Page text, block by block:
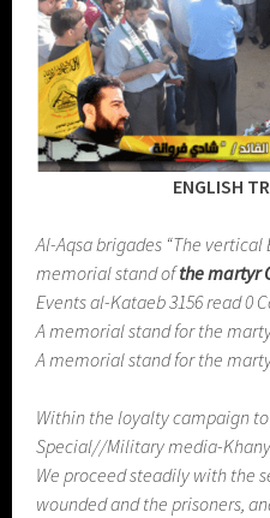
ENGLISH
Al-Aqsa brigades “The
memorial stand ofthe martyr
Events al-Kataeb 3156 read 0
A memorial stand for the
A memorial stand for the
Within the loyalty campaign
Special//Military media-
We proceed steadily with the
wounded and the prisoners,